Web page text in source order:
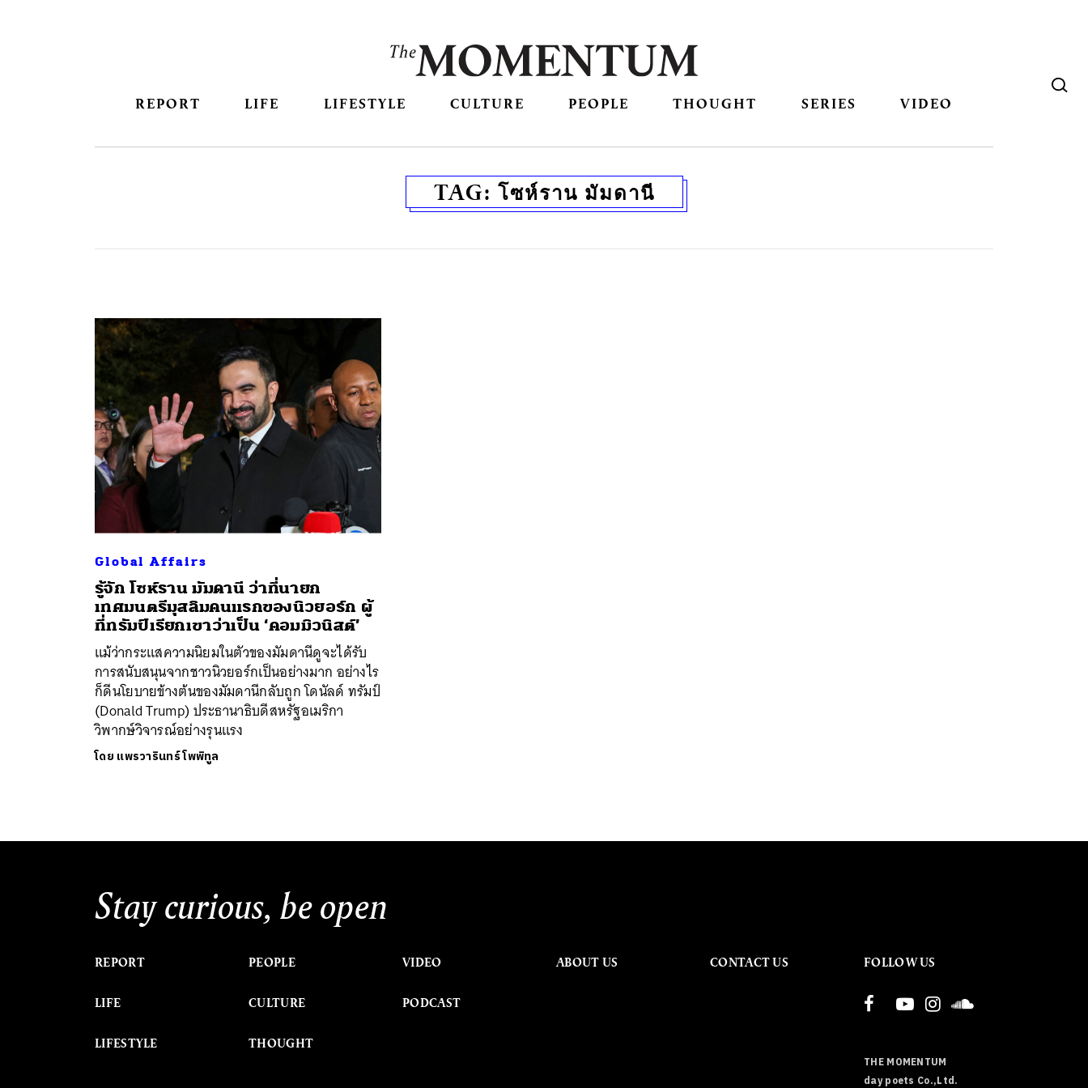
REPORT LIFE LIFESTYLE CULTURE PEOPLE THOUGHT SERIES VIDEO
TAG: โซห์ราน มัมดานี
Global Affairs
รู้จัก โซห์ราน มัมดานี ว่าที่นายก
เทศมนตรีมุสลิมคนแรกของนิวยอร์ก ผู้
ที่ทรัมป์เรียกเขาว่าเป็น ‘คอมมิวนิสต์’
แม้ว่ากระแสความนิยมในตัวของมัมดานีดูจะได้รับ
การสนับสนุนจากชาวนิวยอร์กเป็นอย่างมาก อย่างไร
ก็ดีนโยบายข้างต้นของมัมดานีกลับถูก โดนัลด์ ทรัมป์
(Donald Trump) ประธานาธิบดีสหรัฐอเมริกา
วิพากษ์วิจารณ์อย่างรุนแรง
โดย แพรวารินทร์ โพพิทูล
Stay curious, be open
REPORT
LIFE
LIFESTYLE
PEOPLE
CULTURE
THOUGHT
VIDEO
PODCAST
ABOUT US CONTACT US FOLLOW US
THE MOMENTUM
day poets Co.,Ltd.
ค้นหา